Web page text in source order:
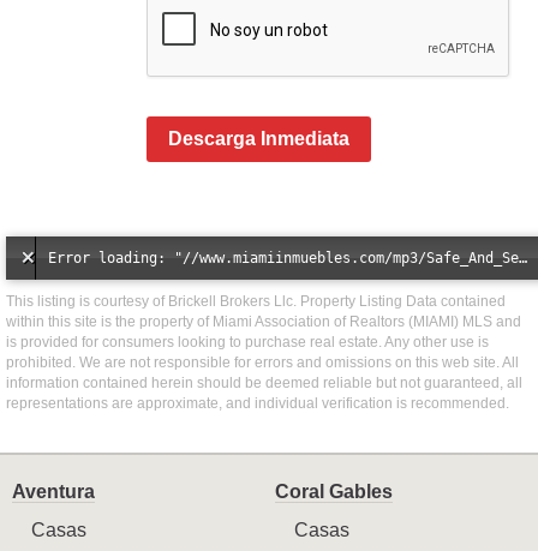
Descarga Inmediata
Error loading: "//www.miamiinmuebles.com/mp3/Safe_And_Secure_full_mix_mp3.mp3"
This listing is courtesy of Brickell Brokers Llc. Property Listing Data contained
within this site is the property of Miami Association of Realtors (MIAMI) MLS and
is provided for consumers looking to purchase real estate. Any other use is
prohibited. We are not responsible for errors and omissions on this web site. All
information contained herein should be deemed reliable but not guaranteed, all
representations are approximate, and individual verification is recommended.
Aventura
Casas
Coral Gables
Casas